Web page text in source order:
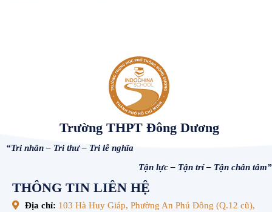
Trường THPT Đông Dương
“Tri nhân – Tri thư – Tri lễ nghĩa
Tận lực – Tận trí – Tận chân tâm”
THÔNG TIN LIÊN HỆ
Địa chỉ: 103 Hà Huy Giáp, Phường An Phú Đông (Q.12 cũ),